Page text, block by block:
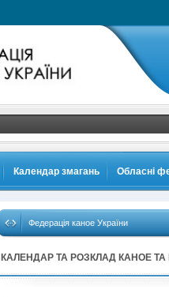
Календар змагань Обласні
Федерація каное України
КАЛЕНДАР ТА РОЗКЛАД КАНОЕ
ІГРАХ У ПАРИЖІ 2024